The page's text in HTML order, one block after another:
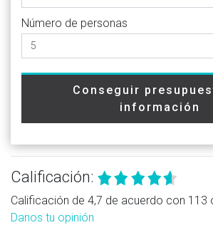
Número de personas
Conseguir
información
Calificación:
Calificación de 4,7 de acuerdo con 113
Danos tu opinión